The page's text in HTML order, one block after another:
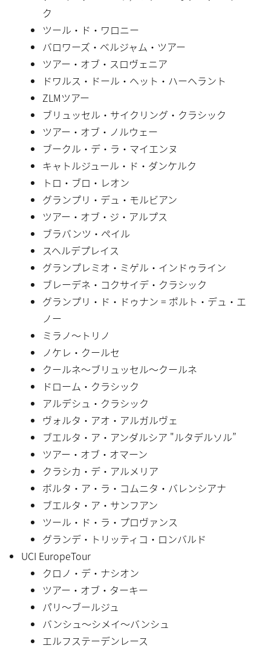
ク
ツール・ド・ワロニー
バロワーズ・ベルジャム・ツアー
ツアー・オブ・スロヴェニア
ドワルス・ドール・ヘット・ハーヘラント
ZLMツアー
ブリュッセル・サイクリング・クラシック
ツアー・オブ・ノルウェー
ブークル・デ・ラ・マイエンヌ
キャトルジュール・ド・ダンケルク
トロ・ブロ・レオン
グランプリ・デュ・モルビアン
ツアー・オブ・ジ・アルプス
ブラバンツ・ペイル
スヘルデプレイス
グランプレミオ・ミゲル・インドゥライン
ブレーデネ・コクサイデ・クラシック
グランプリ・ド・ドゥナン = ポルト・デュ・エ
ノー
ミラノ〜トリノ
ノケレ・クールセ
クールネ〜ブリュッセル〜クールネ
ドローム・クラシック
アルデシュ・クラシック
ヴォルタ・アオ・アルガルヴェ
ブエルタ・ア・アンダルシア "ルタデルソル”
ツアー・オブ・オマーン
クラシカ・デ・アルメリア
ボルタ・ア・ラ・コムニタ・バレンシアナ
ブエルタ・ア・サンフアン
ツール・ド・ラ・プロヴァンス
グランデ・トリッティコ・ロンバルド
UCI EuropeTour
クロノ・デ・ナシオン
ツアー・オブ・ターキー
パリ〜ブールジュ
バンシュ〜シメイ〜バンシュ
エルフステーデンレース